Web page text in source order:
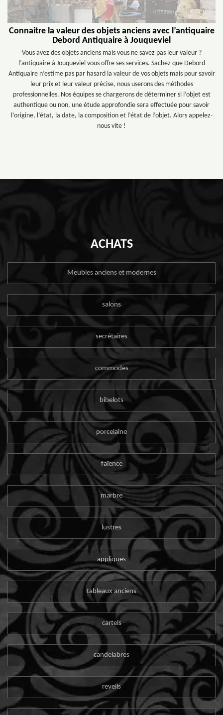
Connaitre la valeur des objets anciens avec l’antiquaire
Debord Antiquaire à Jouqueviel
Vous avez des objets anciens mais vous ne savez pas leur valeur ?
l’antiquaire à Jouqueviel vous offre ses services. Sachez que Debord
Antiquaire n’estime pas par hasard la valeur de vos objets mais pour savoir
leur prix et leur valeur précise, nous userons des méthodes
professionnelles. Nos équipes se chargerons de déterminer si l’objet est
authentique ou non, une étude approfondie sera effectuée pour savoir
l’origine, l’état, la date, la composition et l’état de l’objet. Alors appelez-
nous vite !
ACHATS
Meubles anciens et modernes
salons
secrétaires
commodes
bibelots
porcelaine
faïence
marbre
lustres
appliques
tableaux anciens
cartels
candelabres
reveils